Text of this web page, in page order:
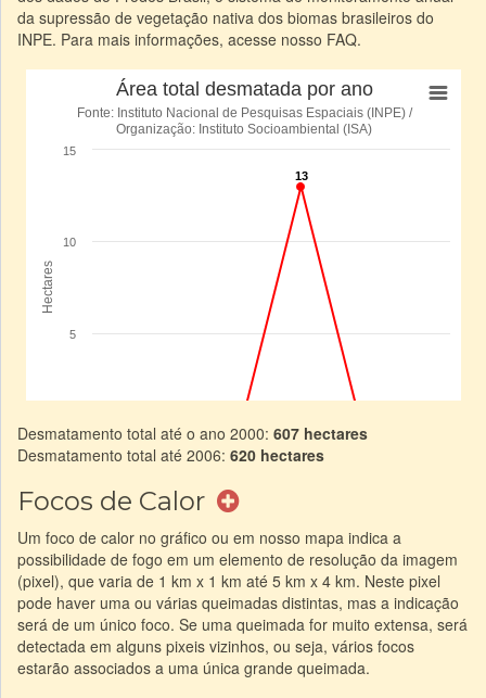
da supressão de vegetação nativa dos biomas brasileiros do
INPE. Para mais informações, acesse nosso FAQ.
Desmatamento total até o ano 2000: 607 hectares
Desmatamento total até 2006: 620 hectares
Focos de Calor
Um foco de calor no gráfico ou em nosso mapa indica a
possibilidade de fogo em um elemento de resolução da imagem
(pixel), que varia de 1 km x 1 km até 5 km x 4 km. Neste pixel
pode haver uma ou várias queimadas distintas, mas a indicação
será de um único foco. Se uma queimada for muito extensa, será
detectada em alguns pixeis vizinhos, ou seja, vários focos
estarão associados a uma única grande queimada.